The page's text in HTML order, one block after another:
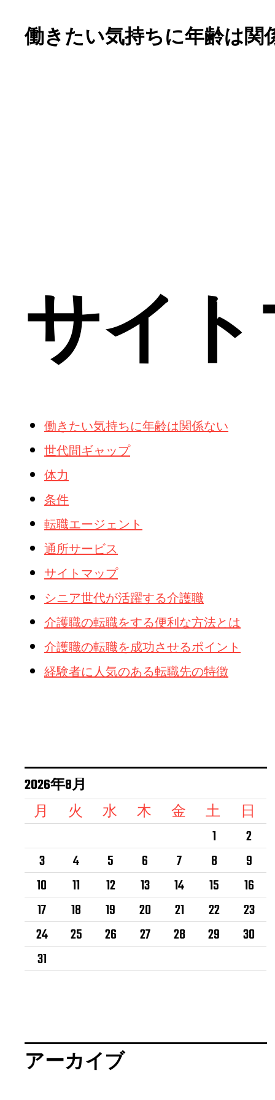
働きたい気持ちに年齢は関
サイ
働きたい気持ちに年齢は関係ない
世代間ギャップ
体力
条件
転職エージェント
通所サービス
サイトマップ
シニア世代が活躍する介護職
介護職の転職をする便利な方法とは
介護職の転職を成功させるポイント
経験者に人気のある転職先の特徴
2026年8月
月
火 水 木 金 土
日
1
2
3
4 5 6 7 8
9
10
11 12 13 14 15
16
17
18 19 20 21 22
23
24
25 26 27 28 29
30
31
アーカイブ